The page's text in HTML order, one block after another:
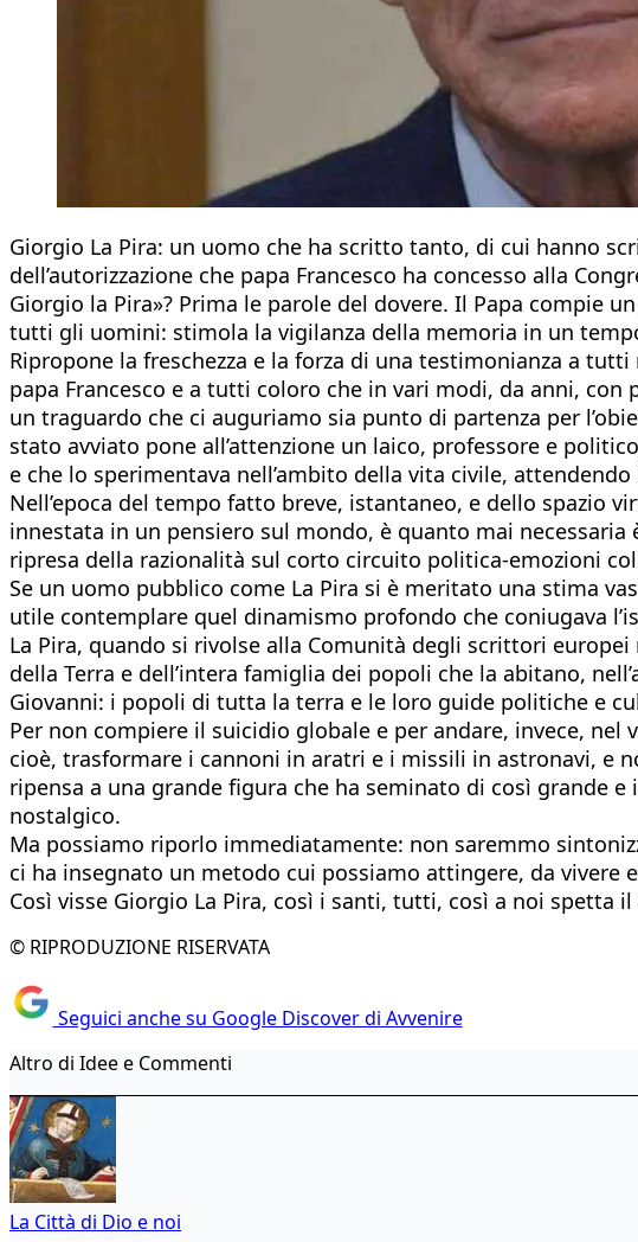
Giorgio La Pira: un uomo che ha scritto tanto, di cui hanno
dell’autorizzazione che papa Francesco ha concesso alla
Giorgio la Pira»? Prima le parole del dovere. Il Papa compie
tutti gli uomini: stimola la vigilanza della memoria in un
Ripropone la freschezza e la forza di una testimonianza a
papa Francesco e a tutti coloro che in vari modi, da anni,
un traguardo che ci auguriamo sia punto di partenza per
stato avviato pone all’attenzione un laico, professore e
e che lo sperimentava nell’ambito della vita civile,
Nell’epoca del tempo fatto breve, istantaneo, e dello spazio
innestata in un pensiero sul mondo, è quanto mai
ripresa della razionalità sul corto circuito politica-emozioni
Se un uomo pubblico come La Pira si è meritato una stima
utile contemplare quel dinamismo profondo che coniugava
La Pira, quando si rivolse alla Comunità degli scrittori
della Terra e dell’intera famiglia dei popoli che la abitano,
Giovanni: i popoli di tutta la terra e le loro guide politiche e
Per non compiere il suicidio globale e per andare, invece,
cioè, trasformare i cannoni in aratri e i missili in astronavi, e
ripensa a una grande figura che ha seminato di così grande
nostalgico.
Ma possiamo riporlo immediatamente: non saremmo
ci ha insegnato un metodo cui possiamo attingere, da vivere
Così visse Giorgio La Pira, così i santi, tutti, così a noi spetta
© RIPRODUZIONE RISERVATA
Seguici anche su Google Discover di Avvenire
Altro di Idee e Commenti
La Città di Dio e noi